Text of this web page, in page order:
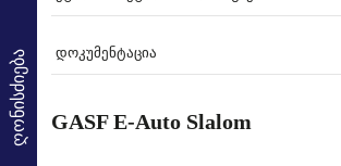
ღონისძიება დოკუმენტაცია
GASF E-Auto Slalom